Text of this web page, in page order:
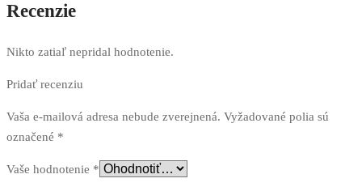
Recenzie
Nikto zatiaľ nepridal hodnotenie.
Pridať recenziu
Vaša e-mailová adresa nebude zverejnená. Vyžadované polia sú
označené *
Vaše hodnotenie *